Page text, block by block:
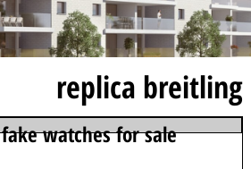
replica breitling
fake watches for sale